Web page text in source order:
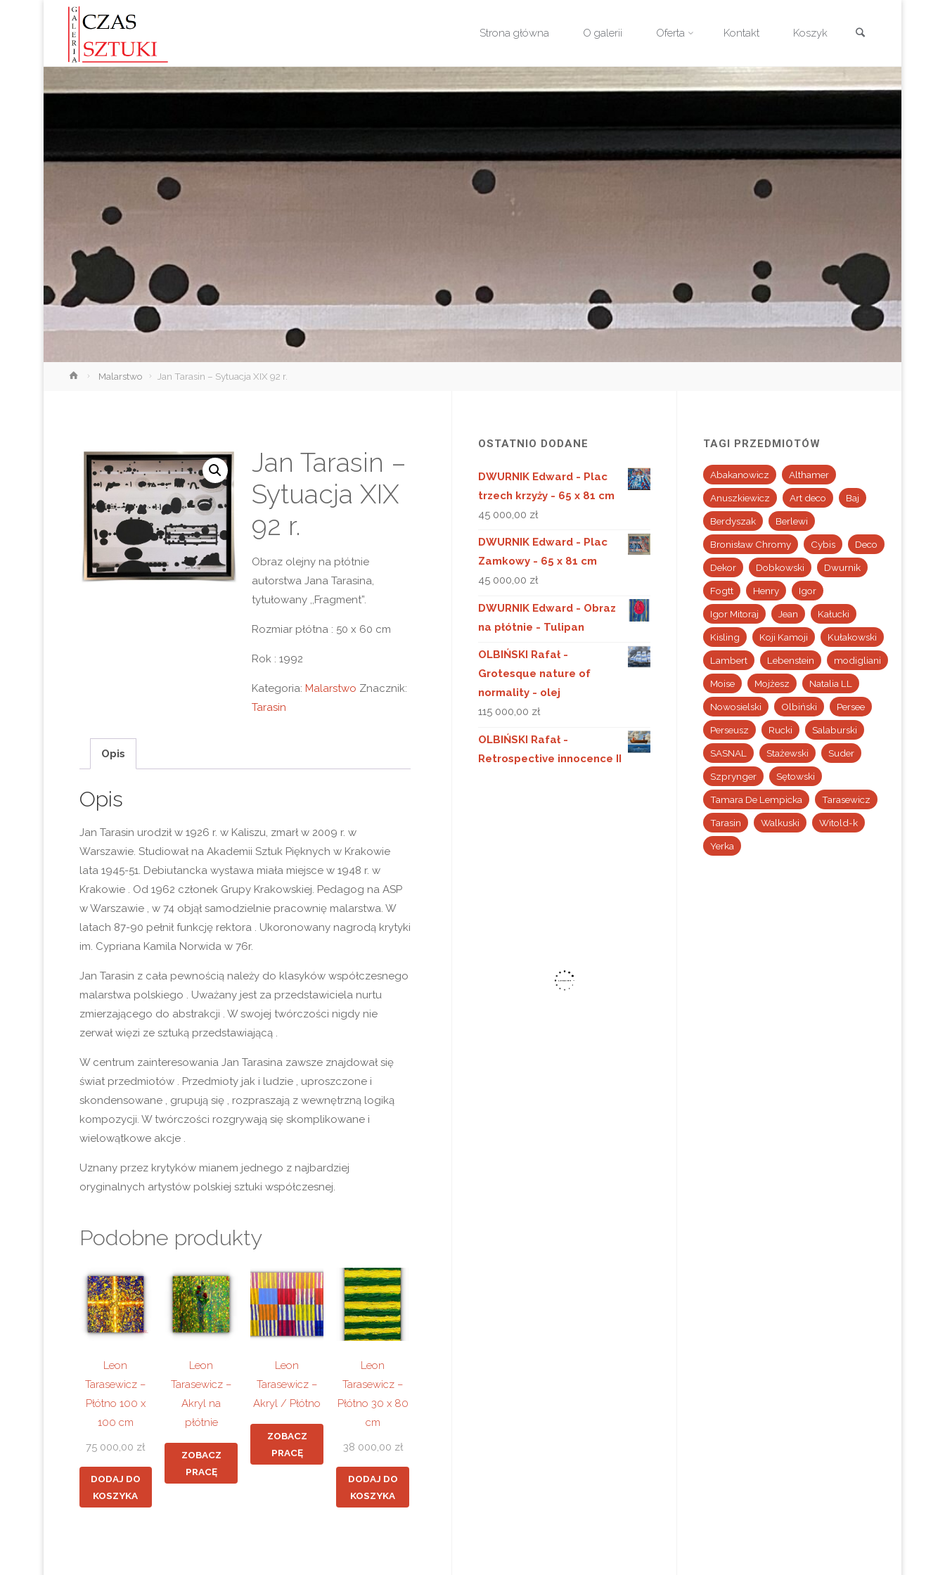
treści
Strona główna O galerii Oferta Kontakt Koszyk
StronaMalarstwo Jan Tarasin – Sytuacja XIX 92 r.
Jan Tarasin –
Sytuacja XIX
92 r.
Obraz olejny na płótnie
autorstwa Jana Tarasina,
tytułowany ,,Fragment”.
Rozmiar płótna : 50 x 60 cm
Rok : 1992
Kategoria: Malarstwo Znacznik:
Tarasin
Opis
Opis
Jan Tarasin urodził w 1926 r. w Kaliszu, zmarł w 2009 r. w
Warszawie. Studiował na Akademii Sztuk Pięknych w Krakowie
lata 1945-51. Debiutancka wystawa miała miejsce w 1948 r. w
Krakowie . Od 1962 członek Grupy Krakowskiej. Pedagog na ASP
w Warszawie , w 74 objął samodzielnie pracownię malarstwa. W
latach 87-90 pełnił funkcję rektora . Ukoronowany nagrodą krytyki
im. Cypriana Kamila Norwida w 76r.
Jan Tarasin z cała pewnością należy do klasyków współczesnego
malarstwa polskiego . Uważany jest za przedstawiciela nurtu
zmierzającego do abstrakcji . W swojej twórczości nigdy nie
zerwał więzi ze sztuką przedstawiającą .
W centrum zainteresowania Jan Tarasina zawsze znajdował się
świat przedmiotów . Przedmioty jak i ludzie , uproszczone i
skondensowane , grupują się , rozpraszają z wewnętrzną logiką
kompozycji. W twórczości rozgrywają się skomplikowane i
wielowątkowe akcje .
Uznany przez krytyków mianem jednego z najbardziej
oryginalnych artystów polskiej sztuki współczesnej.
Podobne produkty
Leon
Tarasewicz –
Płótno 100 x
100 cm
75 000,00 zł
DODAJ DO
KOSZYKA
Leon
Tarasewicz –
Akryl na
płótnie
ZOBACZ
PRACĘ
Leon
Tarasewicz –
Akryl / Płótno
ZOBACZ
PRACĘ
Leon
Tarasewicz –
Płótno 30 x 80
cm
38 000,00 zł
DODAJ DO
KOSZYKA
OSTATNIO DODANE
DWURNIK Edward - Plac
trzech krzyży - 65 x 81 cm
45 000,00 zł
DWURNIK Edward - Plac
Zamkowy - 65 x 81 cm
45 000,00 zł
DWURNIK Edward - Obraz
na płótnie - Tulipan
OLBIŃSKI Rafał -
Grotesque nature of
normality - olej
115 000,00 zł
OLBIŃSKI Rafał -
Retrospective innocence II
TAGI PRZEDMIOTÓW
Abakanowicz Althamer
Anuszkiewicz Art deco Baj
Berdyszak Berlewi
Bronisław Chromy Cybis Deco
Dekor Dobkowski Dwurnik
Fogtt Henry Igor
Igor Mitoraj Jean Kałucki
Kisling Koji Kamoji Kułakowski
Lambert Lebenstein modigliani
Moise Mojżesz Natalia LL
Nowosielski Olbiński Persee
Perseusz Rucki Salaburski
SASNAL Stażewski Suder
Szprynger Sętowski
Tamara De Lempicka Tarasewicz
Tarasin Walkuski Witold-k
Yerka